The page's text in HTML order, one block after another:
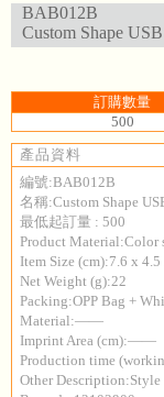
BAB012B
Custom Shape
訂購數量
500
產品資料
編號:BAB012B
名稱:Custom Shape
最低起訂量 : 500
Product Material:Color
Item Size (cm):7.6 x 4.5
Net Weight (g):22
Packing:OPP Bag +
Material:——
Imprint Area (cm):——
Production time
Other